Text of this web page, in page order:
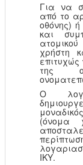
Για να
από το
οθόνης)
και
χρήστη
επιτυχώς
της
Ο
(όνομα
ΙΚΥ.